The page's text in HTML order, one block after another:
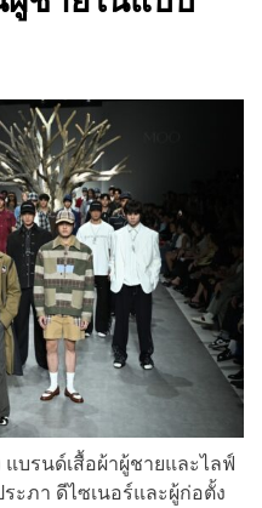
บรนด์เสื้อผ้าผู้ชายและไลฟ์
ะภา ดีไซเนอร์และผู้ก่อตั้ง